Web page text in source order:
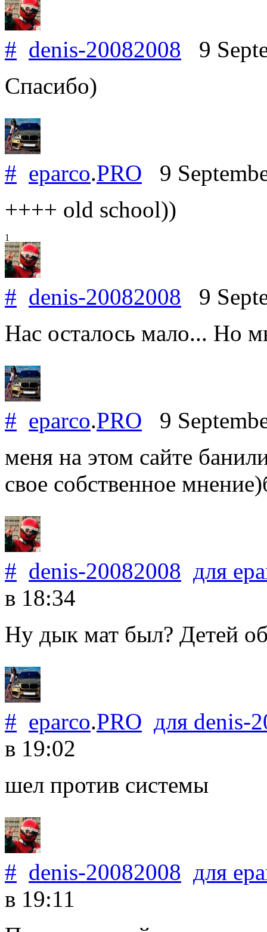
# denis-20082008 9
Спасибо)
# eparco.PRO 9
++++ old school))
1
# denis-20082008 9
Нас осталось мало... Но
# eparco.PRO 9
меня на этом сайте
свое собственное
# denis-20082008 для
в 18:34
Ну дык мат был? Детей
# eparco.PRO для denis-
в 19:02
шел против системы
# denis-20082008 для
в 19:11